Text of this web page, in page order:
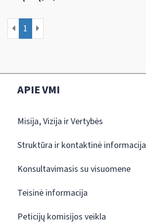
1
APIE VMI
Misija, Vizija ir Vertybės
Struktūra ir kontaktinė informacija
Konsultavimasis su visuomene
Teisinė informacija
Peticijų komisijos veikla